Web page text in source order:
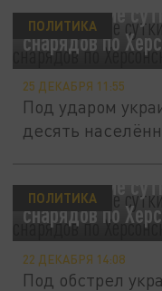
За минувшие
снарядов по
ПОЛИТИКА
25 ДЕКАБРЯ 11:55
Под ударом
десять
За минувшие
снарядов по
ПОЛИТИКА
22 ДЕКАБРЯ 14:08
Под обстрел